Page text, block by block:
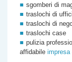
sgomberi di
traslochi di uffici
traslochi di
traslochi case
pulizia
affidabile impresa